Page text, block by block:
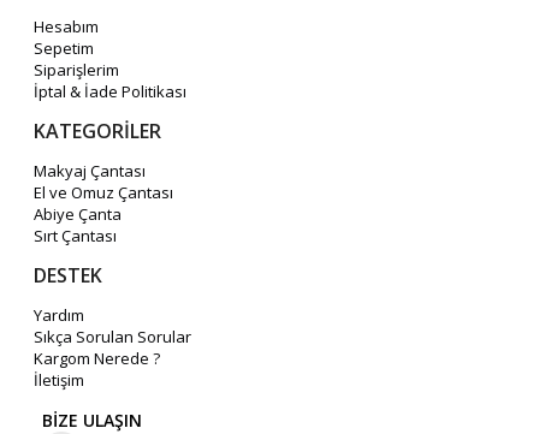
Hesabım
Sepetim
Siparişlerim
İptal & İade Politikası
KATEGORİLER
Makyaj Çantası
El ve Omuz Çantası
Abiye Çanta
Sırt Çantası
DESTEK
Yardım
Sıkça Sorulan Sorular
Kargom Nerede ?
İletişim
BİZE ULAŞIN